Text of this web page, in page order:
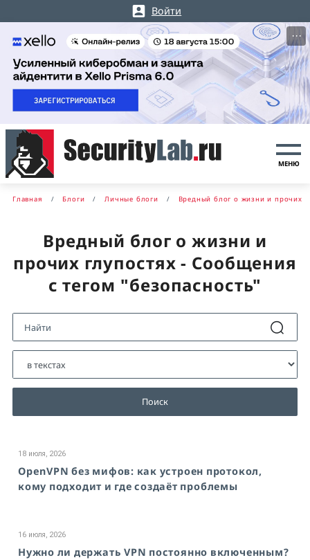
Войти
···
МЕНЮ
Главная Блоги Личные блоги Вредный блог о жизни и прочих
Вредный блог о жизни и
прочих глупостях - Сообщения
с тегом "безопасность"
Поиск
18 июля, 2026
OpenVPN без мифов: как устроен протокол,
кому подходит и где создаёт проблемы
16 июля, 2026
Нужно ли держать VPN постоянно включенным?